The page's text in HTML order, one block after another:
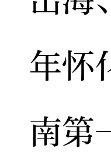
年怀
南第